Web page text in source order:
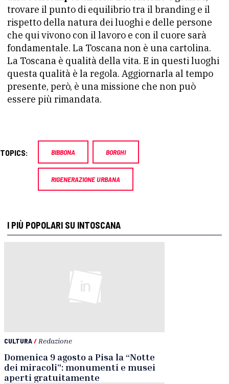
trovare il punto di equilibrio tra il branding e il
rispetto della natura dei luoghi e delle persone
che qui vivono con il lavoro e con il cuore sarà
fondamentale. La Toscana non è una cartolina.
La Toscana è qualità della vita. E in questi luoghi
questa qualità è la regola. Aggiornarla al tempo
presente, però, è una missione che non può
essere più rimandata.
TOPICS: BIBBONA BORGHI
RIGENERAZIONE URBANA
I PIÙ POPOLARI SU INTOSCANA
CULTURA/ Redazione
Domenica 9 agosto a Pisa la “Notte
dei miracoli”: monumenti e musei
aperti gratuitamente